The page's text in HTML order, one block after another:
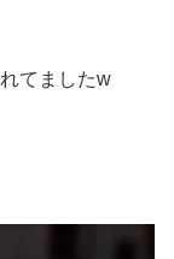
てましたw